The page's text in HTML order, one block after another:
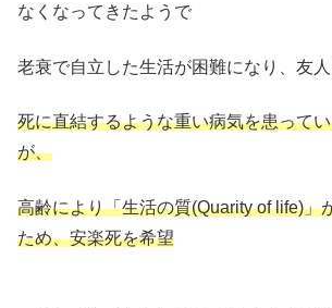
なくなってきたようで
老衰で自立した生活が困難になり、友
死に直結するような重い病気を患って
が、
高齢により「生活の質(Quarity of life)」
ため、安楽死を希望